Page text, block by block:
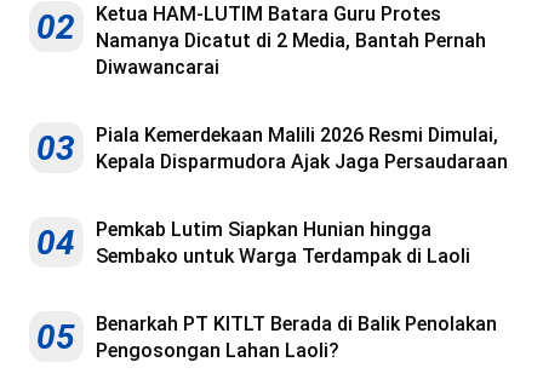
02
Ketua HAM-LUTIM Batara Guru Protes
Namanya Dicatut di 2 Media, Bantah Pernah
Diwawancarai
03
Piala Kemerdekaan Malili 2026 Resmi Dimulai,
Kepala Disparmudora Ajak Jaga Persaudaraan
04
Pemkab Lutim Siapkan Hunian hingga
Sembako untuk Warga Terdampak di Laoli
05
Benarkah PT KITLT Berada di Balik Penolakan
Pengosongan Lahan Laoli?